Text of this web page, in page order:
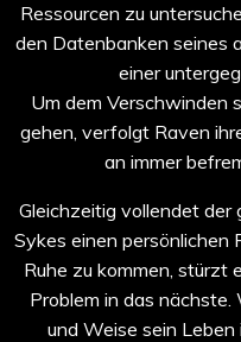
Ressourcen zu
den Datenbanken seines
einer
Um dem Verschwinden
gehen, verfolgt Raven
an immer
Gleichzeitig vollendet
Sykes einen persönlichen
Ruhe zu kommen, stürzt
Problem in das
und Weise sein